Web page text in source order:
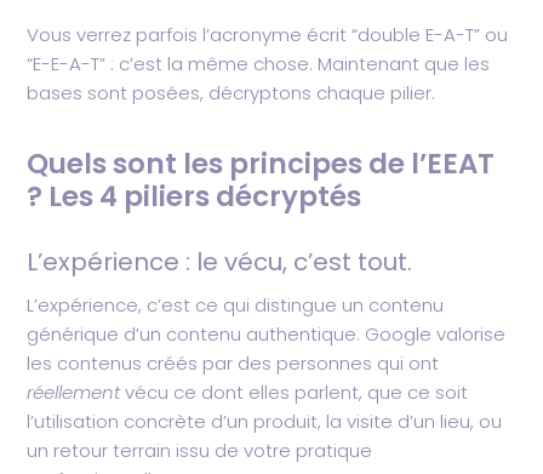
Vous verrez parfois l’acronyme écrit “double E-A-T” ou
“E-E-A-T” : c’est la même chose. Maintenant que les
bases sont posées, décryptons chaque pilier.
Quels sont les principes de l’EEAT
? Les 4 piliers décryptés
L’expérience : le vécu, c’est tout.
L’expérience, c’est ce qui distingue un contenu
générique d’un contenu authentique. Google valorise
les contenus créés par des personnes qui ont
réellementvécu ce dont elles parlent, que ce soit
l’utilisation concrète d’un produit, la visite d’un lieu, ou
un retour terrain issu de votre pratique